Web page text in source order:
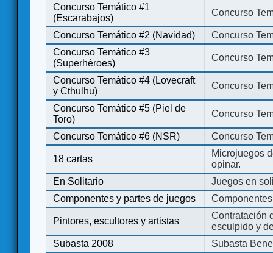
Concurso Temático #1
(Escarabajos)
Concurso
Concurso Temático #2 (Navidad)
Concurso
Concurso Temático #3
(Superhéroes)
Concurso
Concurso Temático #4 (Lovecraft
y Cthulhu)
Concurso
Concurso Temático #5 (Piel de
Toro)
Concurso
Concurso Temático #6 (NSR) Concurso
18 cartas
Microjuegos
opinar.
En Solitario
Juegos en
Componentes y partes de juegos
Pintores, escultores y artistas
Contratación
esculpido y
Subasta 2008
Subasta